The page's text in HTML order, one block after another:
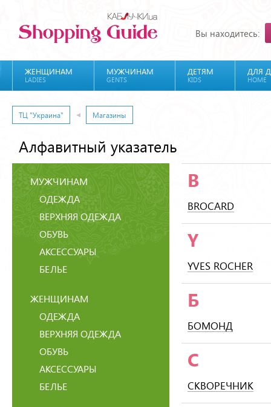
Вы находитесь:
ЖЕНЩИНАМ
LADIES
МУЖЧИНАМ
GENTS
ДЕТЯМ
KIDS
ДЛЯ
HOME
ТЦ "Украина" Магазины
Алфавитный указатель
МУЖЧИНАМ
ОДЕЖДА
ВЕРХНЯЯ ОДЕЖДА
ОБУВЬ
АКСЕССУАРЫ
БЕЛЬЕ
ЖЕНЩИНАМ
ОДЕЖДА
ВЕРХНЯЯ ОДЕЖДА
ОБУВЬ
АКСЕССУАРЫ
БЕЛЬЕ
B
BROCARD
Y
YVES ROCHER
Б
БОМОНД
С
СКВОРЕЧНИК